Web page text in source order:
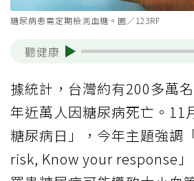
糖尿病患需定期檢測血糖。圖／123RF
聽健康
據統計，台灣約有200多萬名
年近萬人因糖尿病死亡。11
糖尿病日」，今年主題強調
risk, Know your response